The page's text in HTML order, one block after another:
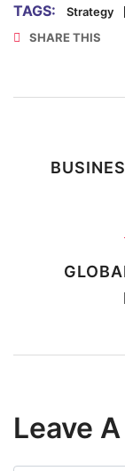
TAGS: Strategy
SHARE THIS
Leave